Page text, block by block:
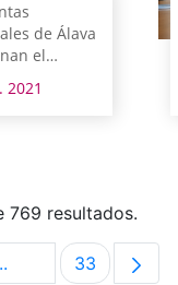
de Álava
el
ayer
2021
769 resultados.
desplazarse.
Páginas intermedias
Página
33